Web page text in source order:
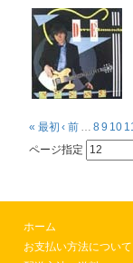
« 最初 ‹ 前 … 89 10
ページ指定
ホーム
お支払い方法について